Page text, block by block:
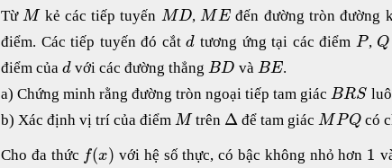
TừM kẻ các tiếp tuyến MD,ME đến đường tròn đường
điểm. Các tiếp tuyến đó cắtd tương ứng tại các điểm P, Q
điểm của d với các đường thẳngBD và BE.
a) Chứng minh rằng đường tròn ngoại tiếp tam giác BRS
b) Xác định vị trí của điểm M trên Δ để tam giácMPQ có
Cho đa thức f(x) với hệ số thực, có bậc không nhỏ hơn 1